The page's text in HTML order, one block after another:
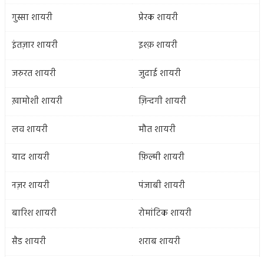
गुस्सा शायरी
प्रेरक शायरी
इंतज़ार शायरी
इश्क़ शायरी
जरुरत शायरी
जुदाई शायरी
ख़ामोशी शायरी
ज़िन्दगी शायरी
लव शायरी
मौत शायरी
याद शायरी
फ़िल्मी शायरी
नज़र शायरी
पंजाबी शायरी
बारिश शायरी
रोमांटिक शायरी
सैड शायरी
शराब शायरी